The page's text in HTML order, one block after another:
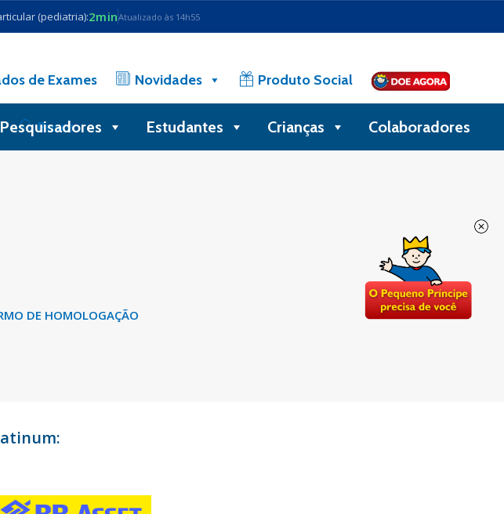
(pediatria):2minAtualizado às 14h55
de Exames Novidades Produto Social
Busca
Pesquisadores Estudantes Crianças Colaboradores
DE HOMOLOGAÇÃO